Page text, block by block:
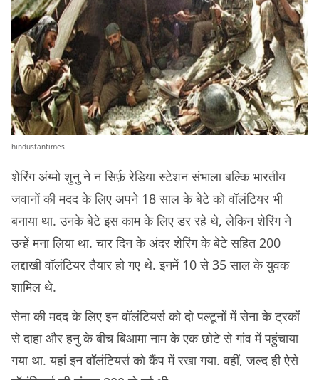
hindustantimes
शेरिंग अंग्मो शुनु ने न सिर्फ़ रेडिया स्टेशन संभाला बल्कि भारतीय
जवानों की मदद के लिए अपने 18 साल के बेटे को वॉलंटियर भी
बनाया था. उनके बेटे इस काम के लिए डर रहे थे, लेकिन शेरिंग ने
उन्हें मना लिया था. चार दिन के अंदर शेरिंग के बेटे सहित 200
लद्दाखी वॉलंटियर तैयार हो गए थे. इनमें 10 से 35 साल के युवक
शामिल थे.
सेना की मदद के लिए इन वॉलंटियर्स को दो पल्टूनों में सेना के ट्रकों
से दाहा और हनु के बीच बिआमा नाम के एक छोटे से गांव में पहुंचाया
गया था. यहां इन वॉलंटियर्स को कैंप में रखा गया. वहीं, जल्द ही ऐसे